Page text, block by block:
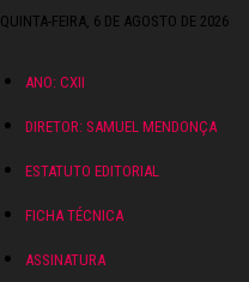
QUINTA-FEIRA, 6 DE AGOSTO DE 2026
ANO: CXII
DIRETOR: SAMUEL MENDONÇA
ESTATUTO EDITORIAL
FICHA TÉCNICA
ASSINATURA